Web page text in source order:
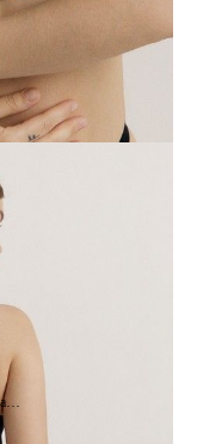
Majtki "brazyliany" z bawełny PRINT DOTS LTA 2542